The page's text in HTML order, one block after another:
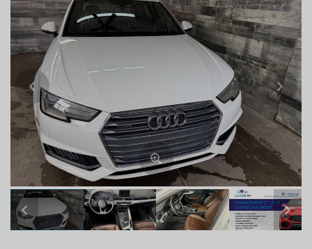
Previous Next
Previous Next